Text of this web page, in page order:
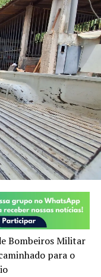
Bombeiros Militar
para o